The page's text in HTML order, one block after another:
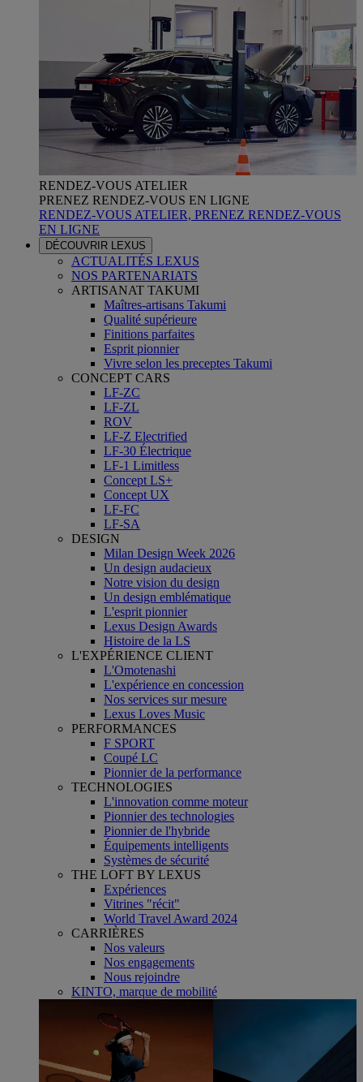
RENDEZ-VOUS ATELIER
PRENEZ RENDEZ-VOUS EN LIGNE
RENDEZ-VOUS ATELIER, PRENEZ RENDEZ-VOUS
EN LIGNE
DÉCOUVRIR LEXUS
ACTUALITÉS LEXUS
NOS PARTENARIATS
ARTISANAT TAKUMI
Maîtres-artisans Takumi
Qualité supérieure
Finitions parfaites
Esprit pionnier
Vivre selon les preceptes Takumi
CONCEPT CARS
LF-ZC
LF-ZL
ROV
LF-Z Electrified
LF-30 Électrique
LF-1 Limitless
Concept LS+
Concept UX
LF-FC
LF-SA
DESIGN
Milan Design Week 2026
Un design audacieux
Notre vision du design
Un design emblématique
L'esprit pionnier
Lexus Design Awards
Histoire de la LS
L'EXPÉRIENCE CLIENT
L'Omotenashi
L'expérience en concession
Nos services sur mesure
Lexus Loves Music
PERFORMANCES
F SPORT
Coupé LC
Pionnier de la performance
TECHNOLOGIES
L'innovation comme moteur
Pionnier des technologies
Pionnier de l'hybride
Équipements intelligents
Systèmes de sécurité
THE LOFT BY LEXUS
Expériences
Vitrines "récit"
World Travel Award 2024
CARRIÈRES
Nos valeurs
Nos engagements
Nous rejoindre
KINTO, marque de mobilité